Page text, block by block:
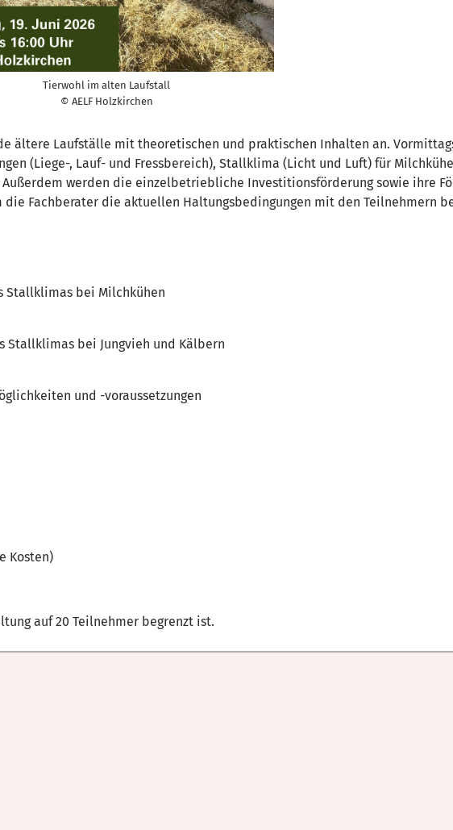
Tierwohl im alten Laufstall
© AELF Holzkirchen
ältere Laufställe mit theoretischen und praktischen Inhalten an.
(Liege-, Lauf- und Fressbereich), Stallklima (Licht und Luft) für
werden die einzelbetriebliche Investitionsförderung sowie ihre
Fachberater die aktuellen Haltungsbedingungen mit den Teilnehmern
Stallklimas bei Milchkühen
Stallklimas bei Jungvieh und Kälbern
und -voraussetzungen
Kosten)
auf 20 Teilnehmer begrenzt ist.